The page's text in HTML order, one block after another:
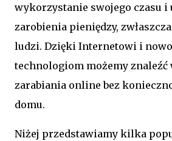
wykorzystanie swojego czasu i
zarobienia pieniędzy,
ludzi. Dzięki Internetowi i
technologiom możemy
zarabiania online bez
domu.
Niżej przedstawiamy kilka